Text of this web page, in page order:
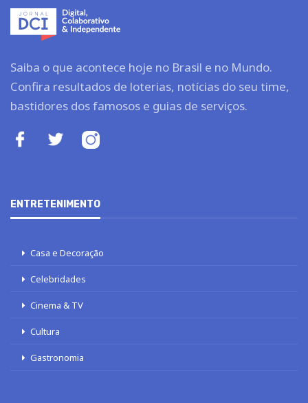
Saiba o que acontece hoje no Brasil e no Mundo.
Confira resultados de loterias, notícias do seu time,
bastidores dos famosos e guias de serviços.
ENTRETENIMENTO
Casa e Decoração
Celebridades
Cinema & TV
Cultura
Gastronomia